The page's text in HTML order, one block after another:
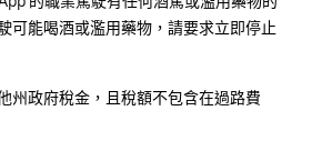
可能喝酒或濫用藥物，請要求立即停止
州政府稅金，且稅額不包含在過路費